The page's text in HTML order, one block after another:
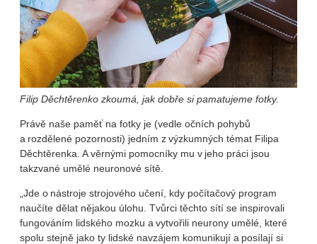
Filip Děchtěrenko zkoumá, jak dobře si pamatujeme fotky.
Právě naše paměť na fotky je (vedle očních pohybů
a rozdělené pozornosti) jedním z výzkumných témat Filipa
Děchtěrenka. A věrnými pomocníky mu v jeho práci jsou
takzvané umělé neuronové sítě.
„Jde o nástroje strojového učení, kdy počítačový program
naučíte dělat nějakou úlohu. Tvůrci těchto sítí se inspirovali
fungováním lidského mozku a vytvořili neurony umělé, které
spolu stejně jako ty lidské navzájem komunikují a posílají si